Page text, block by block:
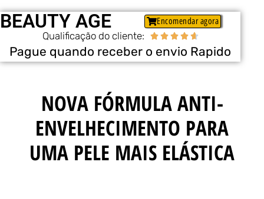
BEAUTY AGE Encomendar agora
Qualificação do cliente:     
Pague quando receber o envio Rapido
NOVA FÓRMULA ANTI-
ENVELHECIMENTO PARA
UMA PELE MAIS ELÁSTICA